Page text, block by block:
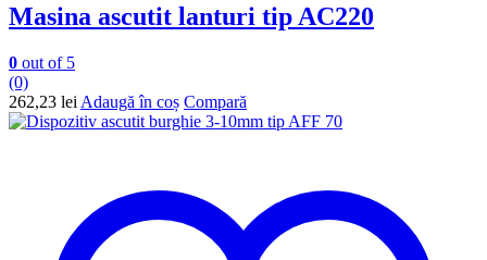
Masina ascutit lanturi tip AC220
0 out of 5
(0)
262,23 lei Adaugă în coș Compară